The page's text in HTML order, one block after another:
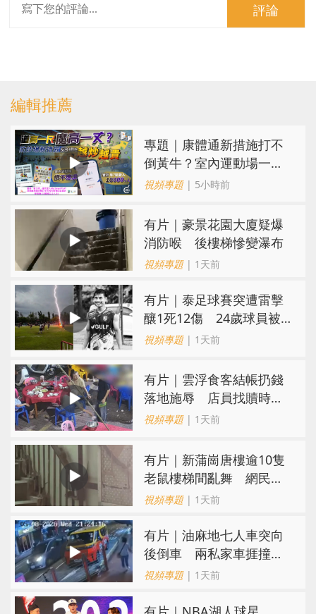
評論
編輯推薦
專題｜康體通新措施打不
倒黃牛？室內運動場一場
難求越炒越貴
視頻專題| 5小時前
有片｜豪景花園大廈疑爆
消防喉 後樓梯慘變瀑布
視頻專題| 1天前
有片｜泰足球賽突遭雷擊
釀1死12傷 24歲球員被
閃電劈中亡
視頻專題| 1天前
​有片｜雲浮食客結帳扔錢
落地施辱 店員找贖時還
施彼身獲老闆肯定
視頻專題| 1天前
有片｜新蒲崗唐樓逾10隻
老鼠樓梯間亂舞 網民嚇
親：每次經過都要好大勇
視頻專題| 1天前
有片｜油麻地七人車突向
後倒車 兩私家車捱撞
司機不顧而去
視頻專題| 1天前